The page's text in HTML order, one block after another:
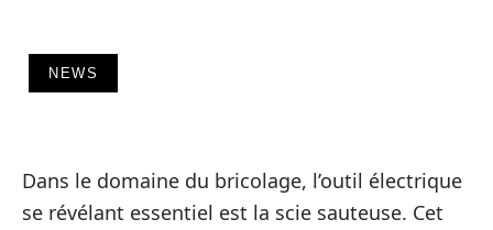
NEWS
Dans le domaine du bricolage, l’outil électrique
se révélant essentiel est la scie sauteuse. Cet